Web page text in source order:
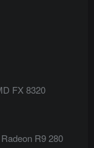
FX 8320
R9 280